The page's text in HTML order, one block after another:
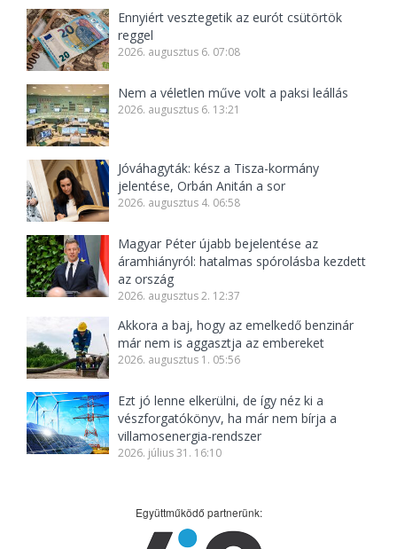
Ennyiért vesztegetik az eurót csütörtök
reggel
2026. augusztus 6. 07:08
Nem a véletlen műve volt a paksi leállás
2026. augusztus 6. 13:21
Jóváhagyták: kész a Tisza-kormány
jelentése, Orbán Anitán a sor
2026. augusztus 4. 06:58
Magyar Péter újabb bejelentése az
áramhiányról: hatalmas spórolásba kezdett
az ország
2026. augusztus 2. 12:37
Akkora a baj, hogy az emelkedő benzinár
már nem is aggasztja az embereket
2026. augusztus 1. 05:56
Ezt jó lenne elkerülni, de így néz ki a
vészforgatókönyv, ha már nem bírja a
villamosenergia-rendszer
2026. július 31. 16:10
Együttműködő partnerünk: